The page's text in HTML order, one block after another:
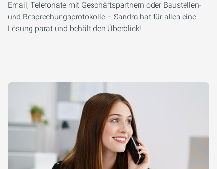
Email, Telefonate mit Geschäftspartnern oder Baustellen-
und Besprechungsprotokolle – Sandra hat für alles eine
Lösung parat und behält den Überblick!